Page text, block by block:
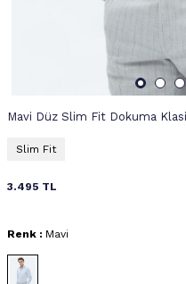
Mavi Düz Slim Fit Dokuma
Slim Fit
3.495 TL
Renk : Mavi